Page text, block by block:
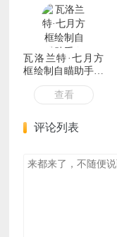
瓦洛兰特·七月方
框绘制自瞄助手免
费版 v7.4
查看
评论列表